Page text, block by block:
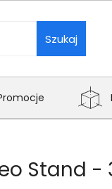
Szukaj
Stand